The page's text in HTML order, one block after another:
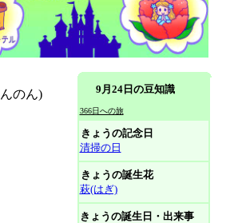
のん) 9月24日の豆知識
366日への旅
きょうの記念日
清掃の日
きょうの誕生花
萩(はぎ)
きょうの誕生日・出来事